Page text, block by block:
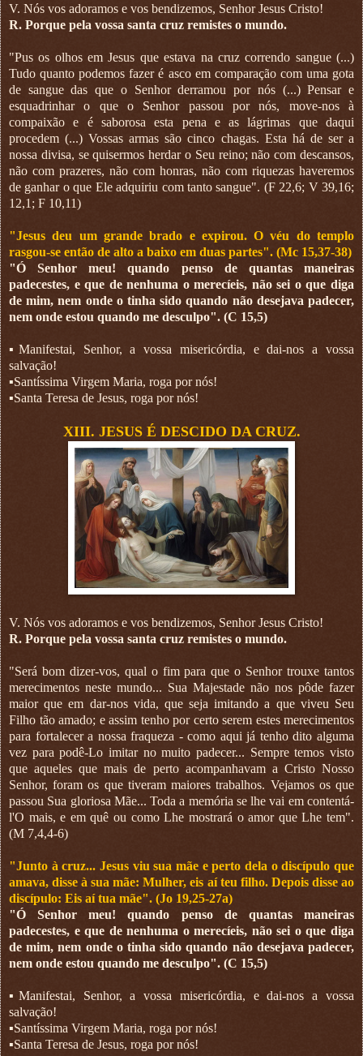
V. Nós vos adoramos e vos bendizemos, Senhor Jesus Cristo!
R. Porque pela vossa santa cruz remistes o mundo.
"Pus os olhos em Jesus que estava na cruz correndo sangue (...)
Tudo quanto podemos fazer é asco em comparação com uma gota
de sangue das que o Senhor derramou por nós (...) Pensar e
esquadrinhar o que o Senhor passou por nós, move-nos à
compaixão e é saborosa esta pena e as lágrimas que daqui
procedem (...) Vossas armas são cinco chagas. Esta há de ser a
nossa divisa, se quisermos herdar o Seu reino; não com descansos,
não com prazeres, não com honras, não com riquezas haveremos
de ganhar o que Ele adquiriu com tanto sangue". (F 22,6; V 39,16;
12,1; F 10,11)
"Jesus deu um grande brado e expirou. O véu do templo
rasgou-se então de alto a baixo em duas partes". (Mc 15,37-38)
"Ó Senhor meu! quando penso de quantas maneiras
padecestes, e que de nenhuma o merecíeis, não sei o que diga
de mim, nem onde o tinha sido quando não desejava padecer,
nem onde estou quando me desculpo". (C 15,5)
▪︎Manifestai, Senhor, a vossa misericórdia, e dai-nos a vossa
salvação!
▪︎Santíssima Virgem Maria, roga por nós!
▪︎Santa Teresa de Jesus, roga por nós!
XIII. JESUS É DESCIDO DA CRUZ.
V. Nós vos adoramos e vos bendizemos, Senhor Jesus Cristo!
R. Porque pela vossa santa cruz remistes o mundo.
"Será bom dizer-vos, qual o fim para que o Senhor trouxe tantos
merecimentos neste mundo... Sua Majestade não nos pôde fazer
maior que em dar-nos vida, que seja imitando a que viveu Seu
Filho tão amado; e assim tenho por certo serem estes merecimentos
para fortalecer a nossa fraqueza - como aqui já tenho dito alguma
vez para podê-Lo imitar no muito padecer... Sempre temos visto
que aqueles que mais de perto acompanhavam a Cristo Nosso
Senhor, foram os que tiveram maiores trabalhos. Vejamos os que
passou Sua gloriosa Mãe... Toda a memória se lhe vai em contentá-
l'O mais, e em quê ou como Lhe mostrará o amor que Lhe tem".
(M 7,4,4-6)
"Junto à cruz... Jesus viu sua mãe e perto dela o discípulo que
amava, disse à sua mãe: Mulher, eis aí teu filho. Depois disse ao
discípulo: Eis aí tua mãe". (Jo 19,25-27a)
"Ó Senhor meu! quando penso de quantas maneiras
padecestes, e que de nenhuma o merecíeis, não sei o que diga
de mim, nem onde o tinha sido quando não desejava padecer,
nem onde estou quando me desculpo". (C 15,5)
▪︎Manifestai, Senhor, a vossa misericórdia, e dai-nos a vossa
salvação!
▪︎Santíssima Virgem Maria, roga por nós!
▪︎Santa Teresa de Jesus, roga por nós!